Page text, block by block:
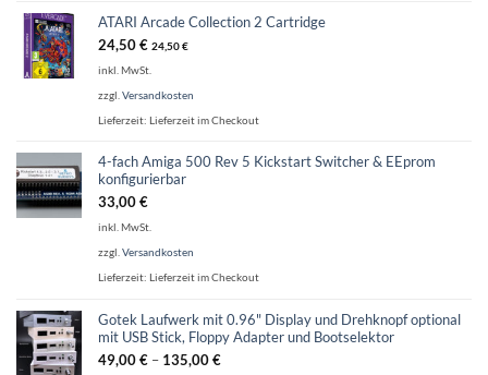
ATARI Arcade Collection 2 Cartridge
24,50€ 24,50€
inkl. MwSt.
zzgl. Versandkosten
Lieferzeit: Lieferzeit im Checkout
4-fach Amiga 500 Rev 5 Kickstart Switcher & EEprom
konfigurierbar
33,00€
inkl. MwSt.
zzgl. Versandkosten
Lieferzeit: Lieferzeit im Checkout
Gotek Laufwerk mit 0.96" Display und Drehknopf optional
mit USB Stick, Floppy Adapter und Bootselektor
49,00€ – 135,00€